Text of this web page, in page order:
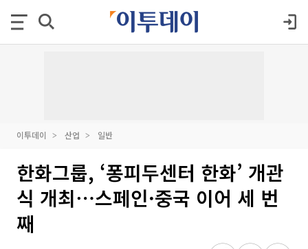
이투데이 산업 일반
한화그룹, ‘퐁피두센터 한화’ 개관
식 개최⋯스페인·중국 이어 세 번
째